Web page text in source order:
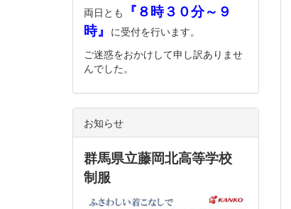
両日とも
『８時３０分～９
時』 に受付を行います。
ご迷惑をおかけして申し訳ありませ
んでした。
お知らせ
群馬県立藤岡北高等学校
制服